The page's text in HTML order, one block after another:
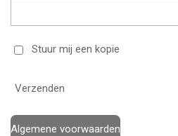
Stuur mij een kopie
Verzenden
Algemene voorwaarden